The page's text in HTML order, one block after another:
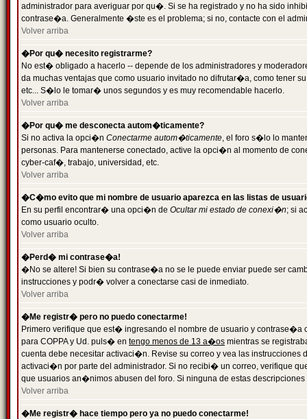
administrador para averiguar por qu�. Si se ha registrado y no ha sido
contrase�a. Generalmente �ste es el problema; si no, contacte con el
Volver arriba
�Por qu� necesito registrarme?
No est� obligado a hacerlo -- depende de los administradores y
da muchas ventajas que como usuario invitado no difrutar�a, como tener
etc... S�lo le tomar� unos segundos y es muy recomendable hacerlo.
Volver arriba
�Por qu� me desconecta autom�ticamente?
Si no activa la opci�n Conectarme autom�ticamente, el foro s�lo lo
personas. Para mantenerse conectado, active la opci�n al momento de
cyber-caf�, trabajo, universidad, etc.
Volver arriba
�C�mo evito que mi nombre de usuario aparezca en las listas de
En su perfil encontrar� una opci�n de Ocultar mi estado de conexi�n; si
como usuario oculto.
Volver arriba
�Perd� mi contrase�a!
�No se altere! Si bien su contrase�a no se le puede enviar puede ser
instrucciones y podr� volver a conectarse casi de inmediato.
Volver arriba
�Me registr� pero no puedo conectarme!
Primero verifique que est� ingresando el nombre de usuario y
para COPPA y Ud. puls� en tengo menos de 13 a�os mientras se
cuenta debe necesitar activaci�n. Revise su correo y vea las
activaci�n por parte del administrador. Si no recibi� un correo, verifique
que usuarios an�nimos abusen del foro. Si ninguna de estas
Volver arriba
�Me registr� hace tiempo pero ya no puedo conectarme!